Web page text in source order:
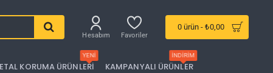
Hesabım Favoriler
0 ürün - ₺0,00
KORUMA ÜRÜNLERI
YENI
KAMPANYALI ÜRÜNLER
İNDIRIM